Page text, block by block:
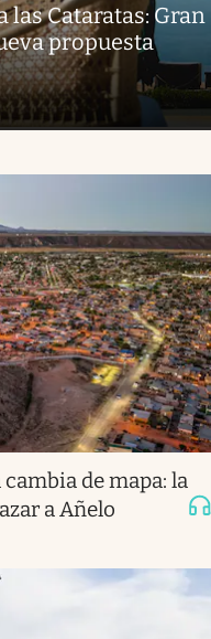
las Cataratas: Gran
propuesta
de mapa: la
a Añelo